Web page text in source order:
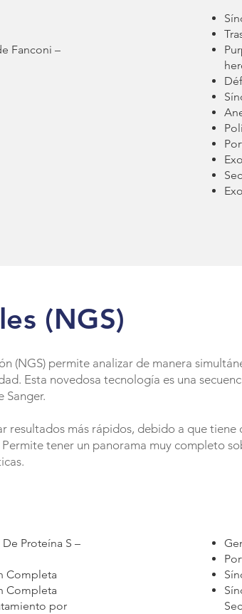
Fanconi –
(NGS)
(NGS) permite analizar de manera
Esta novedosa tecnología es una
Sanger.
resultados más rápidos, debido a que
tener un panorama muy completo
Proteína S –
Completa
Completa
por